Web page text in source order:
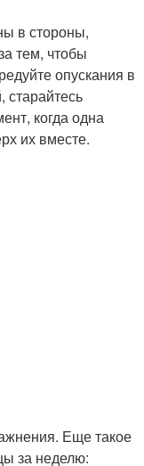
в стороны,
тем, чтобы
опускания в
старайтесь
когда одна
их вместе.
Еще такое
за неделю: